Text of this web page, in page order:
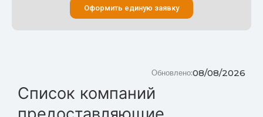
Оформить единую заявку
08/08/2026
Обновлено:
Список компаний